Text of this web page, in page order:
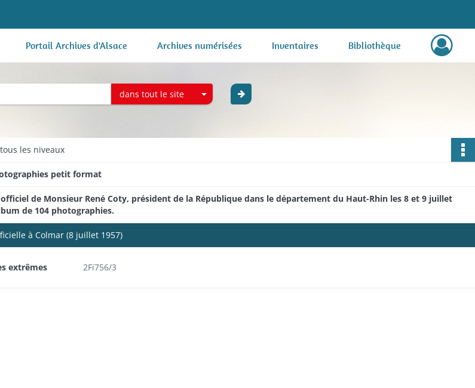
Portail Archives d'Alsace Archives numérisées Inventaires Bibliothèque
dans tout le site
les niveaux
petit format
de Monsieur René Coty, président de la République dans le département du Haut-Rhin les 8 et 9 juillet
de 104 photographies.
à Colmar (8 juillet 1957)
extrêmes 2Fi756/3